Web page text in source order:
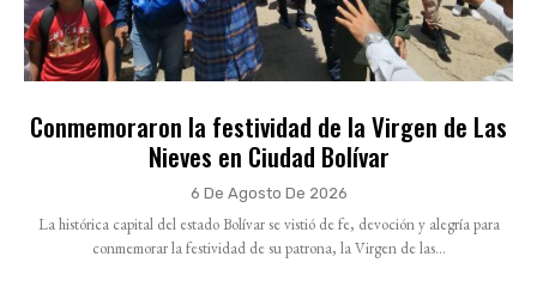
Conmemoraron la festividad de la Virgen de Las
Nieves en Ciudad Bolívar
6 De Agosto De 2026
La histórica capital del estado Bolívar se vistió de fe, devoción y alegría para
conmemorar la festividad de su patrona, la Virgen de las...